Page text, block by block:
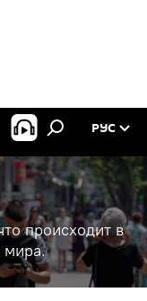
РУС
происходит в